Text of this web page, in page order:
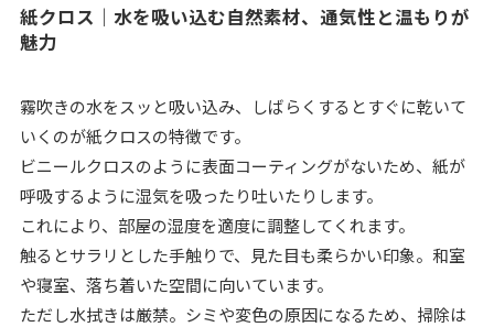
紙クロス｜水を吸い込む自然素材、通気性と温もりが
魅力
霧吹きの水をスッと吸い込み、しばらくするとすぐに乾いて
いくのが紙クロスの特徴です。
ビニールクロスのように表面コーティングがないため、紙が
呼吸するように湿気を吸ったり吐いたりします。
これにより、部屋の湿度を適度に調整してくれます。
触るとサラリとした手触りで、見た目も柔らかい印象。和室
や寝室、落ち着いた空間に向いています。
ただし水拭きは厳禁。シミや変色の原因になるため、掃除は